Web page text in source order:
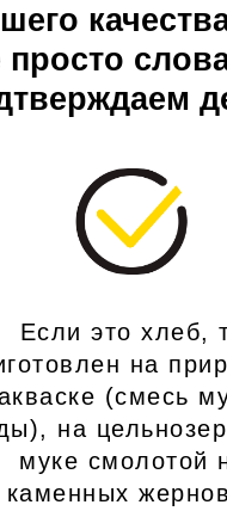
просто
Если это хлеб,
на
(смесь
на
муке смолотой
каменных